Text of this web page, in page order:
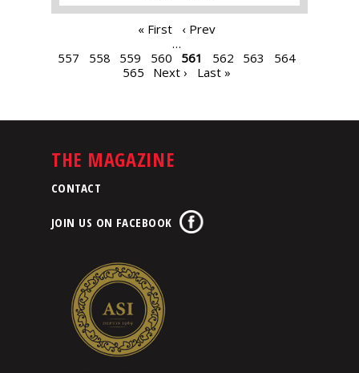
« First
‹ Prev
…
557
558 559 560 561 562 563
564
565
Next › Last »
THE MAGAZINE
CONTACT
JOIN US ON FACEBOOK